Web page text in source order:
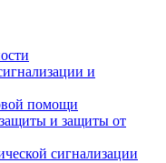
и
помощи
и защиты от
сигнализации